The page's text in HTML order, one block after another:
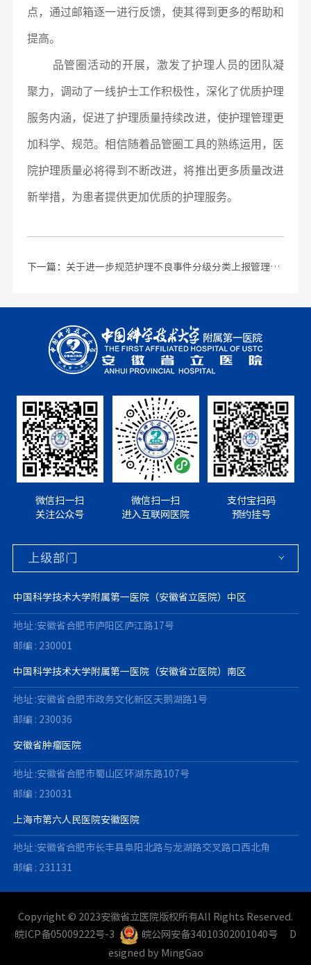
点，通过邮箱逐一进行反馈，使其得到更多的帮助和
提高。
品管圈活动的开展，激发了护理人员的团队凝
聚力，调动了一线护士工作积极性，深化了优质护理
服务内涵，促进了护理质量持续改进，使护理管理更
加科学、规范。相信随着品管圈工具的熟练运用，医
院护理质量必将得到不断改进，将推出更多质量改进
新举措，为患者提供更加优质的护理服务。
下一篇： 关于进一步规范护理不良事件分级分类上报管理的指导意见
微信扫一扫
关注公众号
微信扫一扫
进入互联网医院
支付宝扫码
预约挂号
中国科学技术大学附属第一医院（安徽省立医院）中区
地址 :安徽省合肥市庐阳区庐江路17号
邮编 : 230001
中国科学技术大学附属第一医院（安徽省立医院）南区
地址 :安徽省合肥市政务文化新区天鹅湖路1号
邮编 : 230036
安徽省肿瘤医院
地址 :安徽省合肥市蜀山区环湖东路107号
邮编 : 230031
上海市第六人民医院安徽医院
地址 :安徽省合肥市长丰县阜阳北路与龙湖路交叉路口西北角
邮编 : 231131
Copyright © 2023安徽省立医院版权所有All Rights Reserved.
皖ICP备05009222号-3
皖公网安备34010302001040号
D
esigned by MingGao